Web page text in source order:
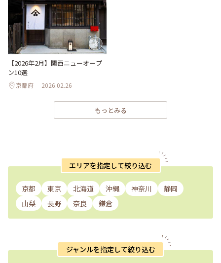
【2026年2月】関西ニューオープ
ン10選
京都府 2026.02.26
もっとみる
エリアを指定して絞り込む
京都 東京 北海道 沖縄 神奈川
静岡
山梨
長野 奈良 鎌倉
ジャンルを指定して絞り込む